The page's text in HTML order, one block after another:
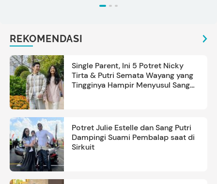
REKOMENDASI
Single Parent, Ini 5 Potret Nicky
Tirta & Putri Semata Wayang yang
Tingginya Hampir Menyusul Sang
Potret Julie Estelle dan Sang Putri
Dampingi Suami Pembalap saat di
Sirkuit